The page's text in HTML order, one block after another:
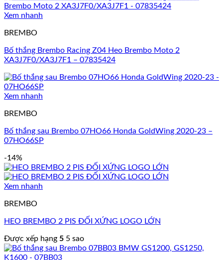
Xem nhanh
BREMBO
Bố thắng Brembo Racing Z04 Heo Brembo Moto 2
XA3J7F0/XA3J7F1 – 07835424
Xem nhanh
BREMBO
Bố thắng sau Brembo 07HO66 Honda GoldWing 2020-23 –
07HO66SP
-14%
Xem nhanh
BREMBO
HEO BREMBO 2 PIS ĐỐI XỨNG LOGO LỚN
Được xếp hạng 5 5 sao